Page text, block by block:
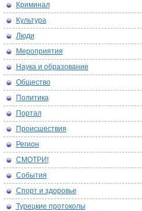
Криминал
Культура
Люди
Мероприятия
Наука и образование
Общество
Политика
Портал
Происшествия
Регион
СМОТРИ!
События
Спорт и здоровье
Турецкие протоколы